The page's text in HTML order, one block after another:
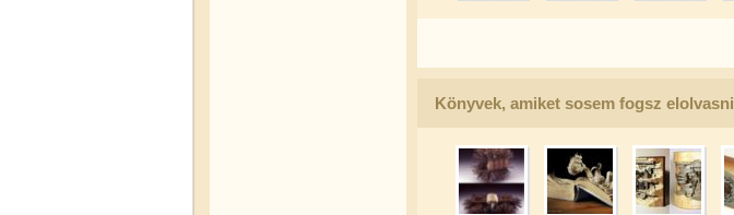
Könyvek, amiket sosem fogsz elolvasni